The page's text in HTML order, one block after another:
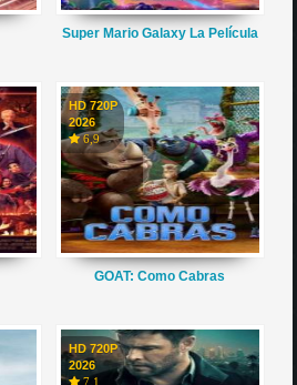
Super Mario Galaxy La Película
HD 720P
2026
6,9
GOAT: Como Cabras
HD 720P
2026
7,1